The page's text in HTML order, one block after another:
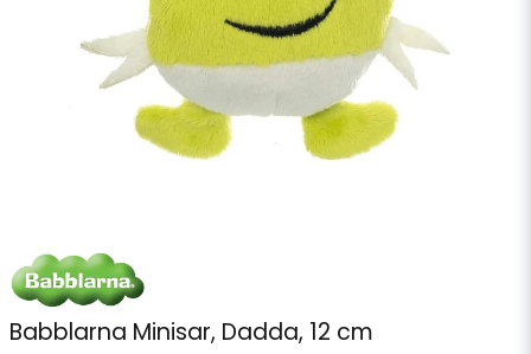
Babblarna Minisar, Dadda, 12 cm